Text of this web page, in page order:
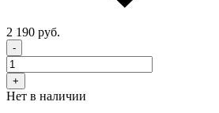
2 190 руб.
-
+
Нет в наличии